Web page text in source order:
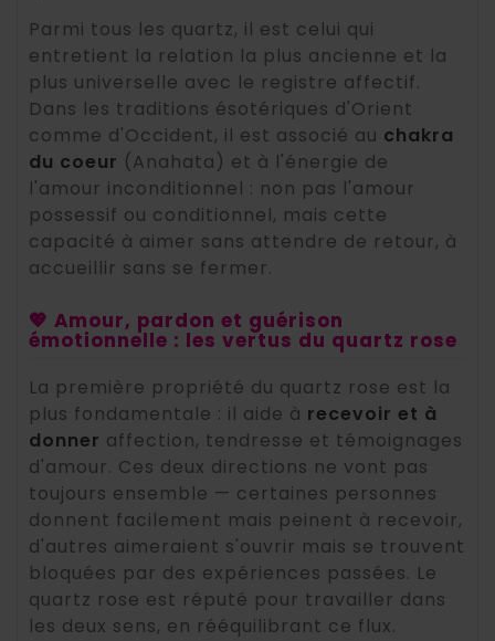
Parmi tous les quartz, il est celui qui
entretient la relation la plus ancienne et la
plus universelle avec le registre affectif.
Dans les traditions ésotériques d'Orient
comme d'Occident, il est associé au chakra
du coeur (Anahata) et à l'énergie de
l'amour inconditionnel : non pas l'amour
possessif ou conditionnel, mais cette
capacité à aimer sans attendre de retour, à
accueillir sans se fermer.
💖 Amour, pardon et guérison
émotionnelle : les vertus du quartz rose
La première propriété du quartz rose est la
plus fondamentale : il aide à recevoir et à
donner affection, tendresse et témoignages
d'amour. Ces deux directions ne vont pas
toujours ensemble — certaines personnes
donnent facilement mais peinent à recevoir,
d'autres aimeraient s'ouvrir mais se trouvent
bloquées par des expériences passées. Le
quartz rose est réputé pour travailler dans
les deux sens, en rééquilibrant ce flux.